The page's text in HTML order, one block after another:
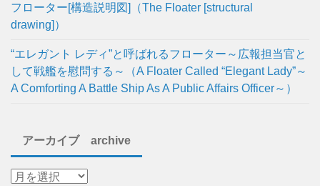
フローター[構造説明図]（The Floater [structural
drawing]）
“エレガント レディ”と呼ばれるフローター～広報担当官と
して戦艦を慰問する～（A Floater Called “Elegant Lady”～
A Comforting A Battle Ship As A Public Affairs Officer～）
アーカイブ archive